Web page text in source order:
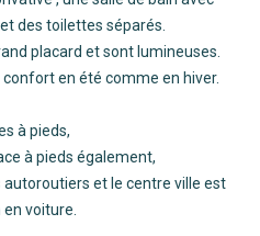
des toilettes séparés.
placard et sont lumineuses.
en été comme en hiver.
à pieds,
à pieds également,
et le centre ville est
voiture.